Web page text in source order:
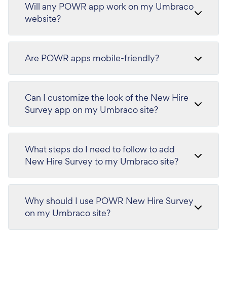
Will any POWR app work on my Umbraco
website?
Are POWR apps mobile-friendly?
Can I customize the look of the New Hire
Survey app on my Umbraco site?
What steps do I need to follow to add
New Hire Survey to my Umbraco site?
Why should I use POWR New Hire Survey
on my Umbraco site?